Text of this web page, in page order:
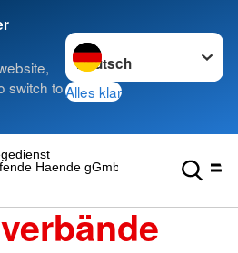
switch to
Sprache wechseln zu
Alles klar
Haende gGmbH